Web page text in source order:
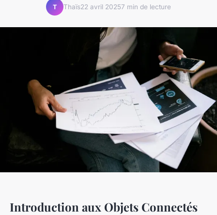
T Thaïs22 avril 20257 min de lecture
Introduction aux Objets Connectés